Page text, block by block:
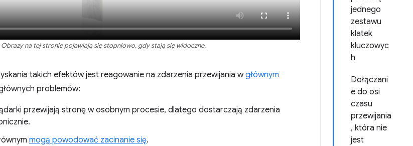
jednego
zestawu
klatek
kluczowyc
h
Dołączani
e do osi
czasu
przewijania
, która nie
jest
Obrazy na tej stronie pojawiają się stopniowo, gdy stają się widoczne.
takich efektów jest reagowanie na zdarzenia przewijania wgłównym
problemów:
przewijają stronę w osobnym procesie, dlatego dostarczają zdarzenia
mogą powodować zacinanie się.